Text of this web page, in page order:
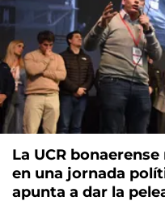
La UCR
en una jornada
apunta a dar la